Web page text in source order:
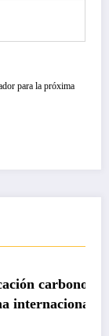
para la próxima
ISO